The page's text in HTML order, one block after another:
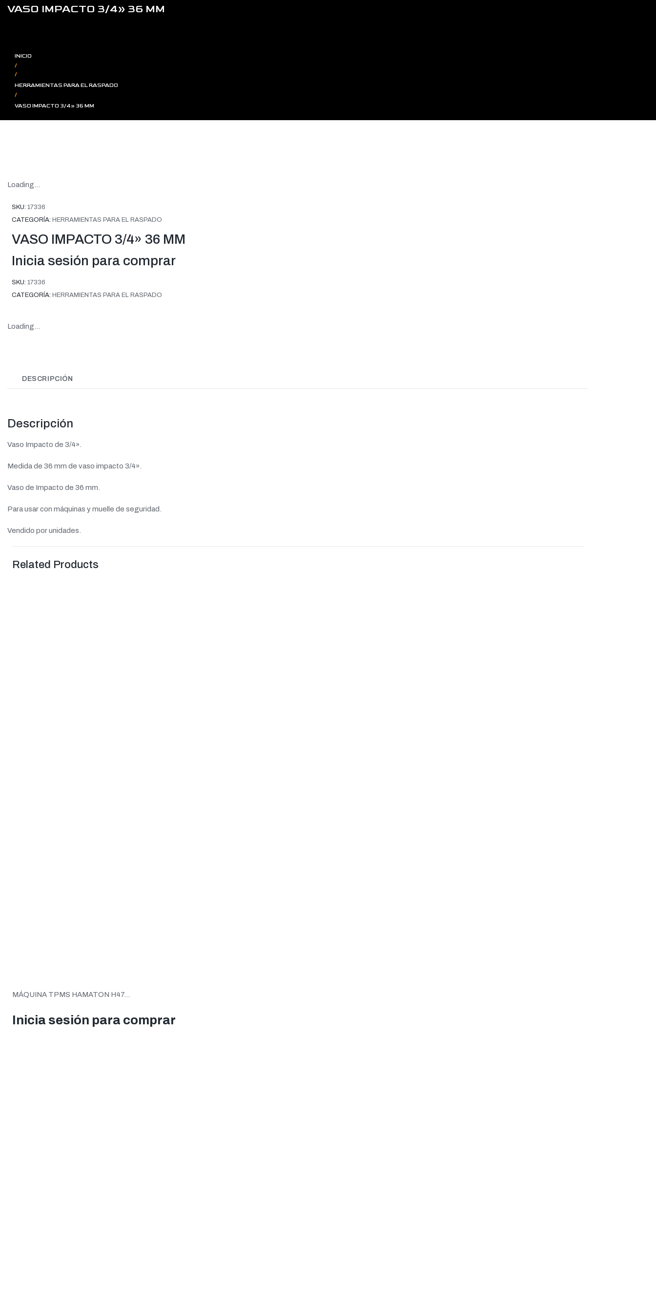
VASO IMPACTO 3/4» 36 MM
INICIO
/
/
HERRAMIENTAS PARA EL RASPADO
/
VASO IMPACTO 3/4» 36 MM
Loading...
SKU: 17336
CATEGORÍA: HERRAMIENTAS PARA EL RASPADO
VASO IMPACTO 3/4» 36 MM
Inicia sesión para comprar
SKU: 17336
CATEGORÍA: HERRAMIENTAS PARA EL RASPADO
Loading...
DESCRIPCIÓN
Descripción
Vaso Impacto de 3/4».
Medida de 36 mm de vaso impacto 3/4».
Vaso de Impacto de 36 mm.
Para usar con máquinas y muelle de seguridad.
Vendido por unidades.
Related Products
MÁQUINA TPMS HAMATON H47...
Inicia sesión para comprar